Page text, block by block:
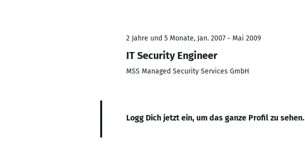
2 Jahre und 5 Monate, Jan. 2007 - Mai 2009
IT Security Engineer
MSS Managed Security Services GmbH
Logg Dich jetzt ein, um das ganze Profil zu sehen.